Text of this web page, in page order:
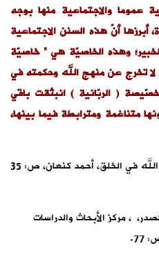
عموما والاجتماعية منها بوجه
أبرزهاأنّ هذه السنن الاجتماعية
وهذه الخاصيّة هي ” خاصيّة
لا تخرج عن منهج الله وحكمته في
( الربّانية ) انبثقت باقي
متناغمة ومترابطة فيما بينها،
أزمتنا الحضارية في ضوء سنن الله في الخلق، أحمد كنعان، ص: 35
، مركز الأبحاث والدراسات